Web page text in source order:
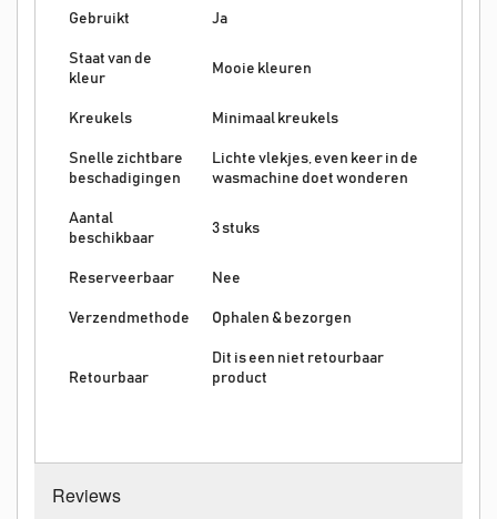
Gebruikt Ja
Staat van de
kleur
Mooie kleuren
Kreukels Minimaal kreukels
Snelle zichtbare
beschadigingen
Lichte vlekjes, even keer in de
wasmachine doet wonderen
Aantal
beschikbaar
3 stuks
Reserveerbaar Nee
Verzendmethode Ophalen & bezorgen
Retourbaar
Dit is een niet retourbaar
product
Reviews